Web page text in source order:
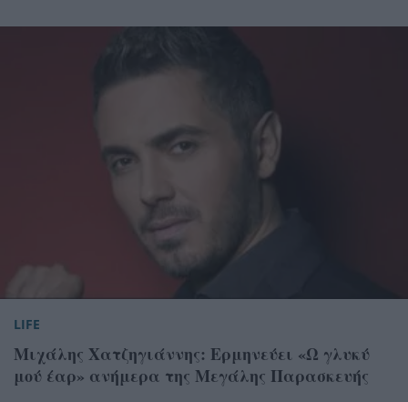
LIFE
Μιχάλης Χατζηγιάννης: Ερμηνεύει «Ω γλυκύ
μού έαρ» ανήμερα της Μεγάλης Παρασκευής